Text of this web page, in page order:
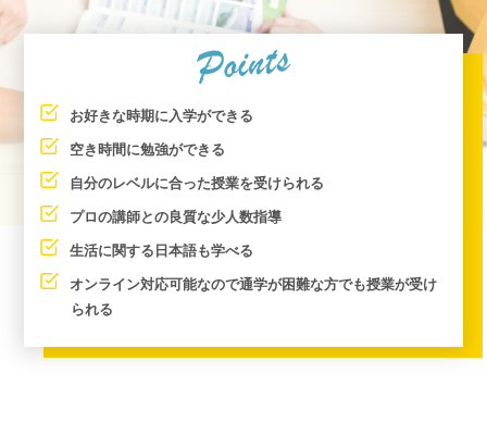
お好きな時期に入学ができる
空き時間に勉強ができる
自分のレベルに合った授業を受けられる
プロの講師との良質な少人数指導
生活に関する日本語も学べる
オンライン対応可能なので通学が困難な方でも授業が受け
られる